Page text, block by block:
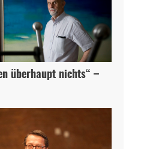
überhaupt nichts“ –